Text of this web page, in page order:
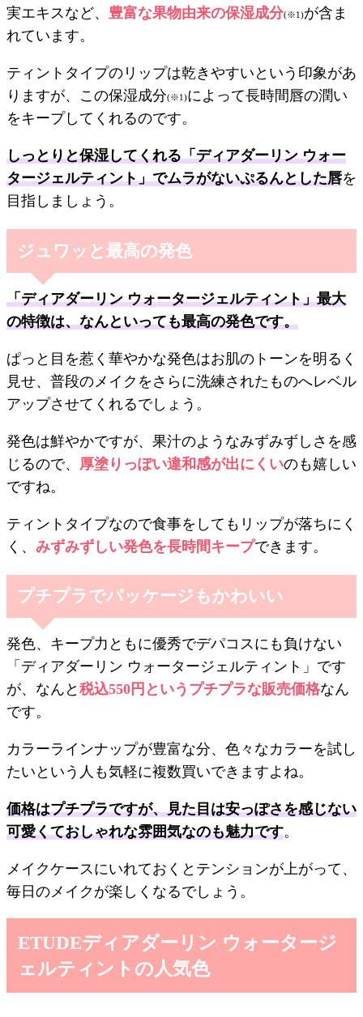
実エキスなど、 豊富な果物由来の保湿成分(※1)が含ま
れています。
ティントタイプのリップは乾きやすいという印象があ
りますが、この保湿成分(※1)によって長時間唇の潤い
をキープしてくれるのです。
しっとりと保湿してくれる「ディアダーリン ウォー
タージェルティント」でムラがないぷるんとした唇を
目指しましょう。
ジュワッと最高の発色
「ディアダーリン ウォータージェルティント」最大
の特徴は、なんといっても最高の発色です。
ぱっと目を惹く華やかな発色はお肌のトーンを明るく
見せ、普段のメイクをさらに洗練されたものへレベル
アップさせてくれるでしょう。
発色は鮮やかですが、果汁のようなみずみずしさを感
じるので、 厚塗りっぽい違和感が出にくいのも嬉しい
ですね。
ティントタイプなので食事をしてもリップが落ちにく
く、 みずみずしい発色を長時間キープできます。
プチプラでパッケージもかわいい
発色、キープ力ともに優秀でデパコスにも負けない
「ディアダーリン ウォータージェルティント」です
が、なんと 税込550円というプチプラな販売価格なん
です。
カラーラインナップが豊富な分、色々なカラーを試し
たいという人も気軽に複数買いできますよね。
価格はプチプラですが、見た目は安っぽさを感じない
可愛くておしゃれな雰囲気なのも魅力です。
メイクケースにいれておくとテンションが上がって、
毎日のメイクが楽しくなるでしょう。
ETUDEディアダーリン ウォータージ
ェルティントの人気色